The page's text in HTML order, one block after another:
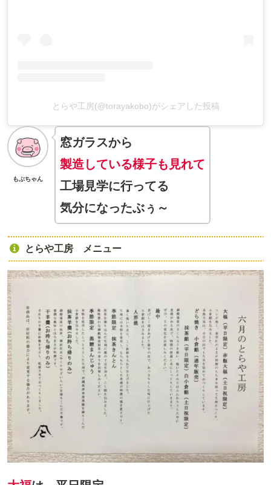
とらや工房(@torayakobo)がシェアした投稿
もぶちゃん
窓ガラスから
製造している様子も見れて
工場見学に行ってる
気分になったぶぅ～
とらや工房 メニュー